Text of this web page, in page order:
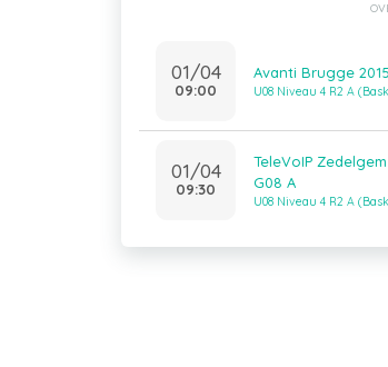
01/04
09:00
Avanti Brugge
U08 Niveau 4 R2 A
01/04
09:30
TeleVoIP
G08 A
U08 Niveau 4 R2 A